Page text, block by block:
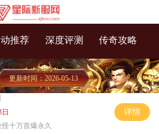
推荐 深度评测 传奇攻略
更新时间：2026-05-13
日
十万首爆永久
详情